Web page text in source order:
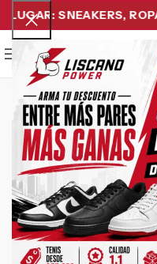
SNEAKERS,
Menu
-38%